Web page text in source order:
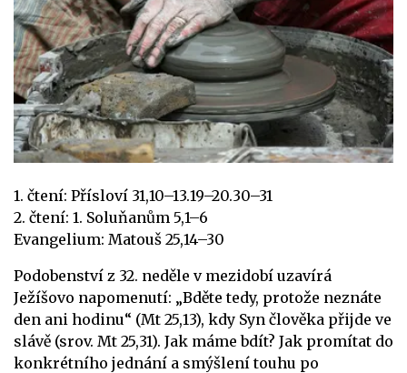
1. čtení: Přísloví 31,10–13.19–20.30–31
2. čtení: 1. Soluňanům 5,1–6
Evangelium: Matouš 25,14–30
Podobenství z 32. neděle v mezidobí uzavírá
Ježíšovo napomenutí: „Bděte tedy, protože neznáte
den ani hodinu“ (Mt 25,13), kdy Syn člověka přijde ve
slávě (srov. Mt 25,31). Jak máme bdít? Jak promítat do
konkrétního jednání a smýšlení touhu po